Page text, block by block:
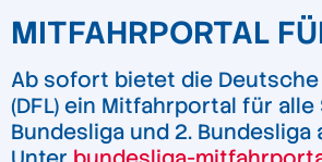
MITFAHRPORTAL
Ab sofort bietet die Deutsche
(DFL) ein Mitfahrportal für alle
Bundesliga und 2. Bundesliga